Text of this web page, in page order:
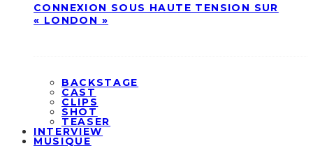
CONNEXION SOUS HAUTE TENSION SUR
« LONDON »
BACKSTAGE
CAST
CLIPS
SHOT
TEASER
INTERVIEW
MUSIQUE